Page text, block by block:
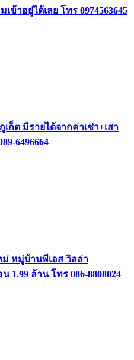
ข้าอยู่ได้เลย โทร 0974563645
เก็ต มีรายได้จากค่าเช่า+เสา
6496664
ม่ หมู่บ้านพีเอส วิลล่า
1.99 ล้าน โทร 086-8808024